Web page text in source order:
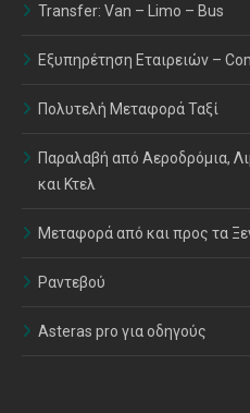
Transfer: Van – Limo – Bus
Εξυπηρέτηση Εταιρειών –
Πολυτελή Μεταφορά Ταξί
Παραλαβή από Αεροδρόμια,
και Κτελ
Μεταφορά από και προς τα
Ραντεβού
Asteras pro για οδηγούς